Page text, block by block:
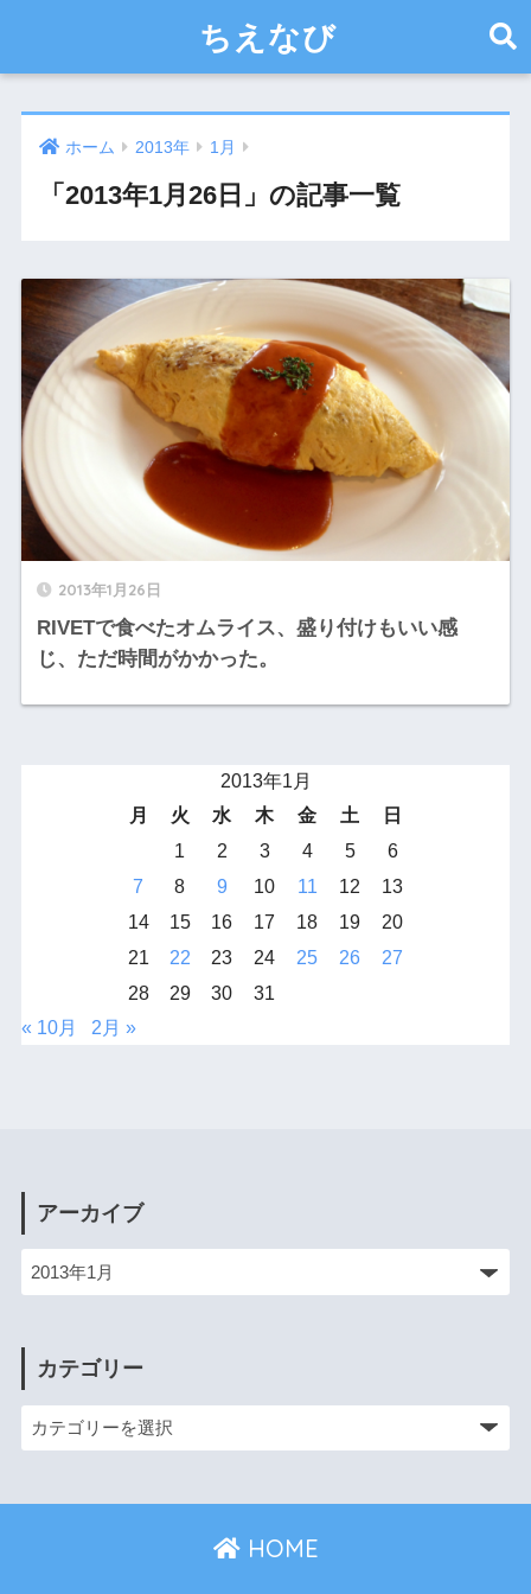
ちえなび
ホーム 2013年 1月
「2013年1月26日」の記事一覧
2013年1月26日
RIVETで食べたオムライス、盛り付けもいい感
じ、ただ時間がかかった。
2013年1月
月
火 水 木 金 土
日
1
2 3 4 5
6
7
8 9 10 11 12
13
14
15 16 17 18 19
20
21
22 23 24 25 26
27
28
29 30
31
« 10月
2月 »
アーカイブ
カテゴリー
HOME